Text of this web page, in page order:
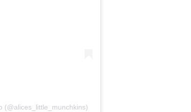
(@alices_little_munchkins)